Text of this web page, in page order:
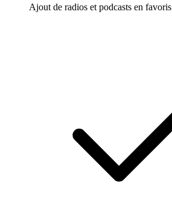
Ajout de radios et podcasts en favoris